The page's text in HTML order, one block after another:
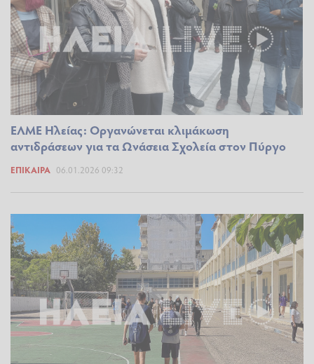
ΕΛΜΕ Ηλείας: Οργανώνεται κλιμάκωση
αντιδράσεων για τα Ωνάσεια Σχολεία στον Πύργο
ΕΠΊΚΑΙΡΑ 06.01.2026 09:32